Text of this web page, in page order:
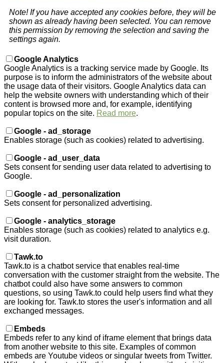
Note! If you have accepted any cookies before, they will be
shown as already having been selected. You can remove
this permission by removing the selection and saving the
settings again.
Google Analytics
Google Analytics is a tracking service made by Google. Its
purpose is to inform the administrators of the website about
the usage data of their visitors. Google Analytics data can
help the website owners with understanding which of their
content is browsed more and, for example, identifying
popular topics on the site. Read more.
Google - ad_storage
Enables storage (such as cookies) related to advertising.
Google - ad_user_data
Sets consent for sending user data related to advertising to
Google.
Google - ad_personalization
Sets consent for personalized advertising.
Google - analytics_storage
Enables storage (such as cookies) related to analytics e.g.
visit duration.
Tawk.to
Tawk.to is a chatbot service that enables real-time
conversation with the customer straight from the website. The
chatbot could also have some answers to common
questions, so using Tawk.to could help users find what they
are looking for. Tawk.to stores the user's information and all
exchanged messages.
Embeds
Embeds refer to any kind of iframe element that brings data
from another website to this site. Examples of common
embeds are Youtube videos or singular tweets from Twitter.